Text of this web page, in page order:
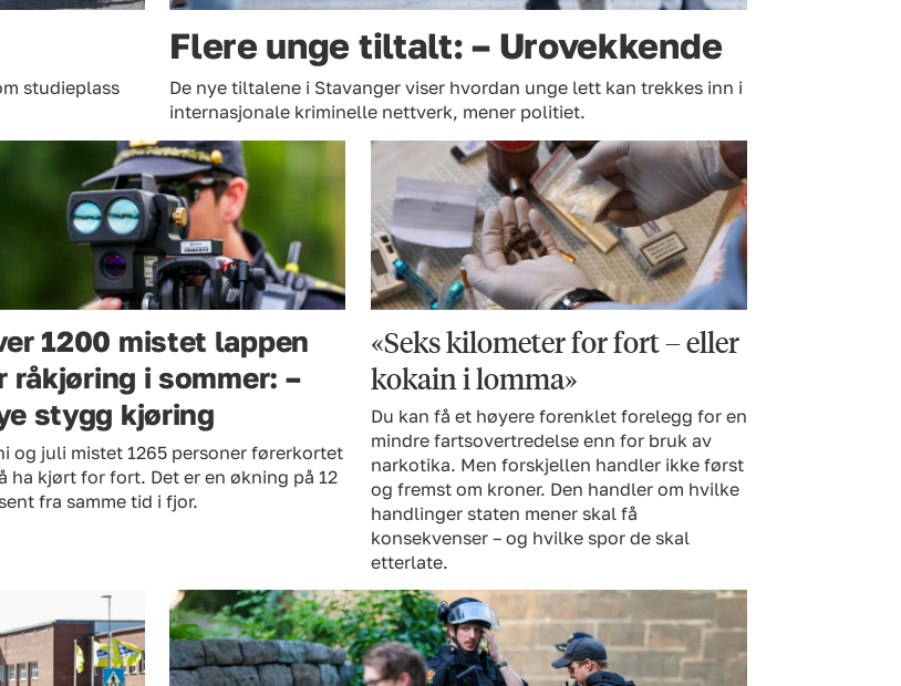
studieplass
Flere unge tiltalt: – Urovekkende
De nye tiltalene i Stavanger viser hvordan unge lett kan trekkes inn i
internasjonale kriminelle nettverk, mener politiet.
1200 mistet lappen
råkjøring i sommer: –
stygg kjøring
og juli mistet 1265 personer førerkortet
ha kjørt for fort. Det er en økning på 12
fra samme tid i fjor.
«Seks kilometer for fort – eller
kokain i lomma»
Du kan få et høyere forenklet forelegg for en
mindre fartsovertredelse enn for bruk av
narkotika. Men forskjellen handler ikke først
og fremst om kroner. Den handler om hvilke
handlinger staten mener skal få
konsekvenser – og hvilke spor de skal
etterlate.